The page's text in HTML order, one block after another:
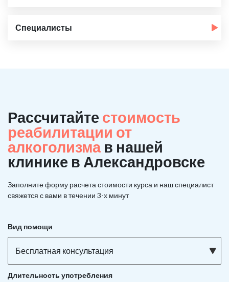
Специалисты
Рассчитайте стоимость
реабилитации от
алкоголизма в нашей
клинике в Александровске
Заполните форму расчета стоимости курса и наш специалист
свяжется с вами в течении 3-х минут
Вид помощи
Бесплатная консультация
Длительность употребления